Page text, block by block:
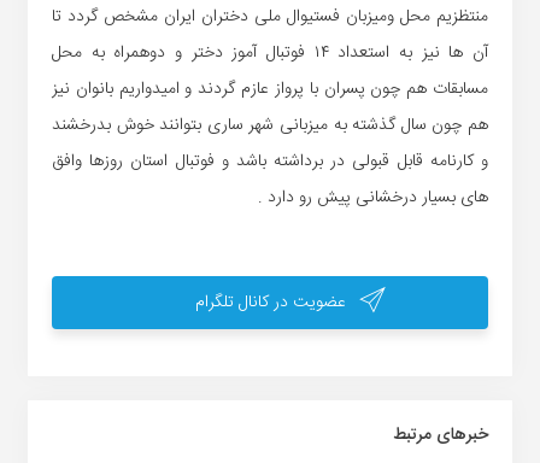
منتظزیم محل ومیزبان فستیوال ملی دختران ایران مشخص گردد تا
آن ها نیز به استعداد ۱۴ فوتبال آموز دختر و دوهمراه به محل
مسابقات هم چون پسران با پرواز عازم گردند و امیدواریم بانوان نیز
هم چون سال گذشته به میزبانی شهر ساری بتوانند خوش بدرخشند
و کارنامه قابل قبولی در برداشته باشد و فوتبال استان روزها وافق
های بسیار درخشانی پیش رو دارد .
عضویت در کانال تلگرام
خبر‌های مرتبط